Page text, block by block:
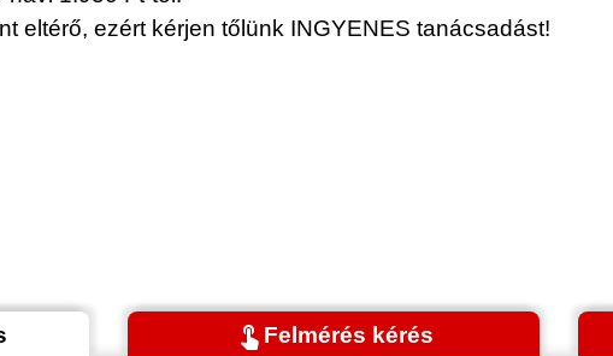
eltérő, ezért kérjen tőlünk INGYENES tanácsadást!
touch_app Felmérés kérés